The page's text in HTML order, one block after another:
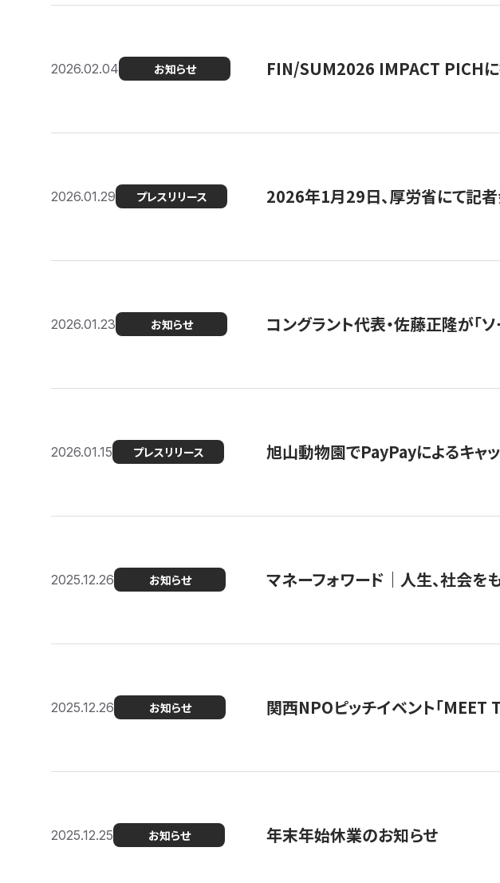
2026.02.04 お知らせ FIN/SUM2026 IMPACT PICHに
2026.01.29 プレスリリース 2026年1月29日、厚労省にて記者
2026.01.23 お知らせ コングラント代表・佐藤正隆が「
2026.01.15 プレスリリース 旭山動物園でPayPayによるキャ
2025.12.26 お知らせ マネーフォワード｜人生、社会を
2025.12.26 お知らせ 関西NPOピッチイベント「MEET
2025.12.25 お知らせ 年末年始休業のお知らせ